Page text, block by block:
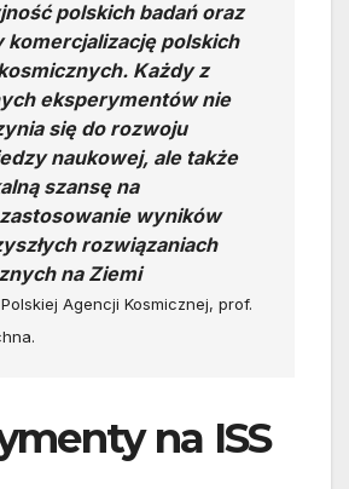
polskich badań oraz
komercjalizację polskich
Każdy z
eksperymentów nie
się do rozwoju
naukowej, ale także
szansę na
wyników
rozwiązaniach
na Ziemi
Agencji Kosmicznej, prof.
na ISS